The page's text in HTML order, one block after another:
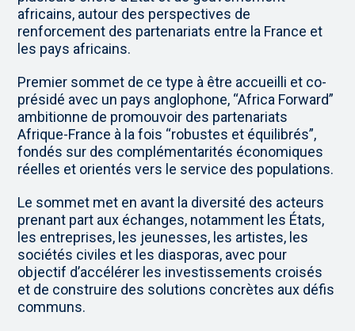
africains, autour des perspectives de
renforcement des partenariats entre la France et
les pays africains.
Premier sommet de ce type à être accueilli et co-
présidé avec un pays anglophone, “Africa Forward”
ambitionne de promouvoir des partenariats
Afrique-France à la fois “robustes et équilibrés”,
fondés sur des complémentarités économiques
réelles et orientés vers le service des populations.
Le sommet met en avant la diversité des acteurs
prenant part aux échanges, notamment les États,
les entreprises, les jeunesses, les artistes, les
sociétés civiles et les diasporas, avec pour
objectif d’accélérer les investissements croisés
et de construire des solutions concrètes aux défis
communs.